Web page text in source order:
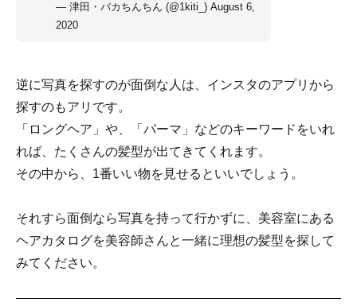
— 津田・バカちんちん (@1kiti_) August 6,
2020
逆に写真を探すのが面倒な人は、インスタのアプリから
探すのもアリです。
「ロングヘア」や、「パーマ」などのキーワードをいれ
れば、たくさんの髪型が出てきてくれます。
その中から、1番いい物を見せるといいでしょう。
それすら面倒なら写真を持って行かずに、美容室にある
ヘアカタログを美容師さんと一緒に理想の髪型を探して
みてください。